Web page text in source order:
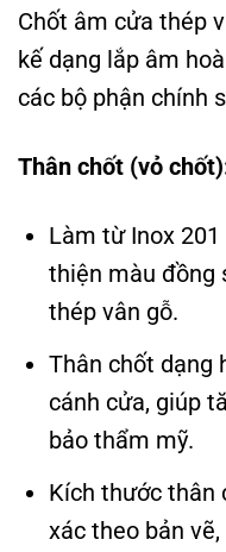
Chốt âm cửa thép
kế dạng lắp âm
các bộ phận chính
Thân chốt (vỏ
Làm từ Inox
thiện màu đồng
thép vân gỗ.
Thân chốt dạng
cánh cửa, giúp
bảo thẩm mỹ.
Kích thước thân
xác theo bản